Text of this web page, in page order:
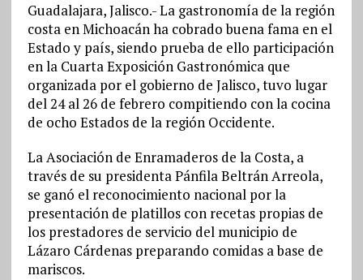
Guadalajara, Jalisco.- La gastronomía de la región
costa en Michoacán ha cobrado buena fama en el
Estado y país, siendo prueba de ello participación
en la Cuarta Exposición Gastronómica que
organizada por el gobierno de Jalisco, tuvo lugar
del 24 al 26 de febrero compitiendo con la cocina
de ocho Estados de la región Occidente.
La Asociación de Enramaderos de la Costa, a
través de su presidenta Pánfila Beltrán Arreola,
se ganó el reconocimiento nacional por la
presentación de platillos con recetas propias de
los prestadores de servicio del municipio de
Lázaro Cárdenas preparando comidas a base de
mariscos.